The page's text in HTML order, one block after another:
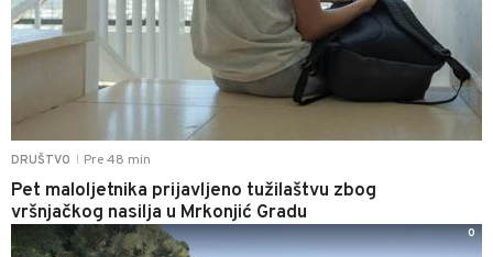
DRUŠTVO Pre 48 min
Pet maloljetnika prijavljeno tužilaštvu zbog
vršnjačkog nasilja u Mrkonjić Gradu
0